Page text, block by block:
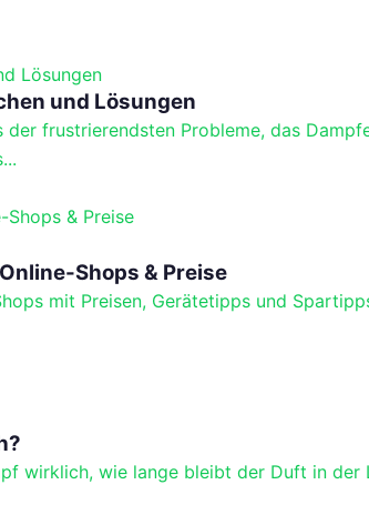
und Lösungen
frustrierendsten Probleme, das
Shops & Preise
mit Preisen, Gerätetipps und
wirklich, wie lange bleibt der Duft in der